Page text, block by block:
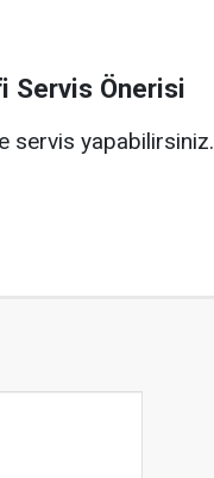
Servis Önerisi
servis yapabilirsiniz.